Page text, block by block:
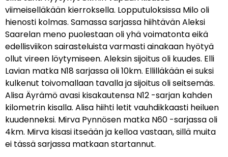
viimeiselläkään kierroksella. Lopputuloksissa Milo oli
hienosti kolmas. Samassa sarjassa hiihtävän Aleksi
Saarelan meno puolestaan oli yhä voimatonta eikä
edellisviikon sairasteluista varmasti ainakaan hyötyä
ollut vireen löytymiseen. Aleksin sijoitus oli kuudes. Elli
Lavian matka N18 sarjassa oli 10km. Ellilläkään ei suksi
kulkenut toivomallaan tavalla ja sijoitus oli seitsemäs.
Alisa Äyrämö avasi kisakautensa N12 -sarjan kahden
kilometrin kisalla. Alisa hiihti letit vauhdikkaasti heiluen
kuudenneksi. Mirva Pynnösen matka N60 -sarjassa oli
4km. Mirva kisasi itseään ja kelloa vastaan, sillä muita
ei tässä sarjassa matkaan startannut.